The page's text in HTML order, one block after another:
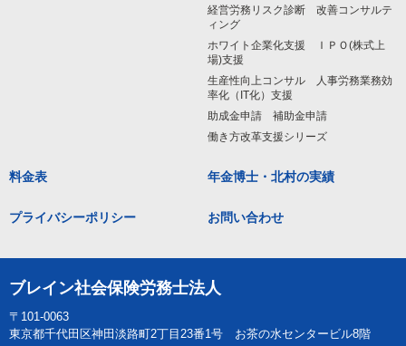
経営労務リスク診断 改善コンサルテ
ィング
ホワイト企業化支援 ＩＰＯ(株式上
場)支援
生産性向上コンサル 人事労務業務効
率化（IT化）支援
助成金申請 補助金申請
働き方改革支援シリーズ
料金表 年金博士・北村の実績
プライバシーポリシー お問い合わせ
ブレイン社会保険労務士法人
〒101-0063
東京都千代田区神田淡路町2丁目23番1号 お茶の水センタービル8階